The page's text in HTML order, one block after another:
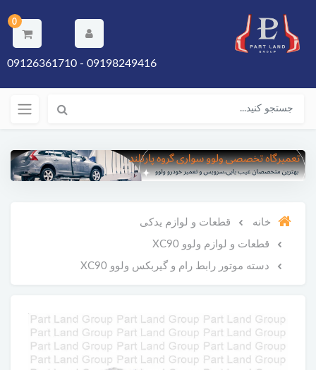
0
09198249416 - 09126361710
خانه قطعات و لوازم یدکی
قطعات و لوازم ولوو XC90
دسته موتور رابط رام و گیربکس ولوو XC90